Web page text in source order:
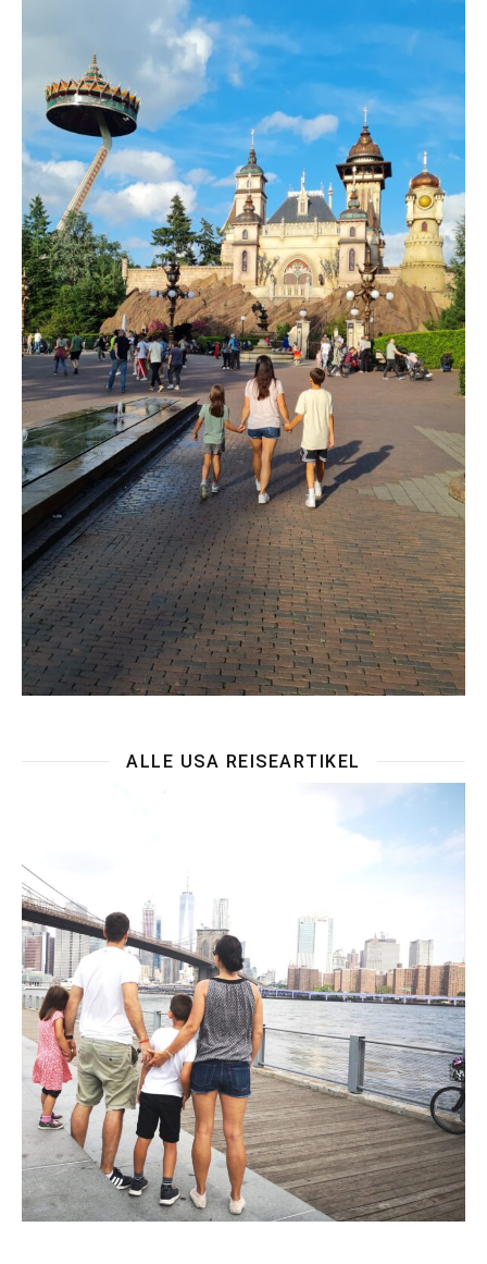
ALLE USA REISEARTIKEL